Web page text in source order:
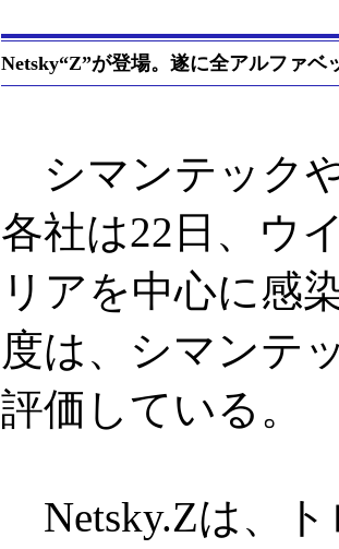
Netsky“Z”が登場。遂に全アルファベ
シマンテック
各社は22日、ウ
リアを中心に感
度は、シマンテ
評価している。
Netsky.Zは、ト